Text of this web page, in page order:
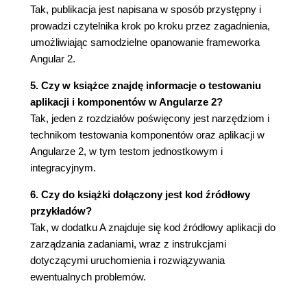
Tworzenie komponentu edytora (110)
Powtórka (118)
Budowanie systemu komentarzy (118)
Budowanie systemu komentarzy (119)
Powtórka (129)
Podsumowanie (130)
Rozdział 5. Routing a komponenty (133)
Wprowadzenie do routera Angulara (134)
Kompozycja poprzez routing (134)
(136)
Jak działa drzewo routingu? (137)
Powrót do korzeni (139)
Zakładki wykorzystujące router (147)
Refaktoryzacja nawigacji (149)
Podsumowanie (151)
Tak, publikacja jest napisana w sposób przystępny i
prowadzi czytelnika krok po kroku przez zagadnienia,
umożliwiając samodzielne opanowanie frameworka
Angular 2.
5. Czy w książce znajdę informacje o testowaniu
aplikacji i komponentów w Angularze 2?
Tak, jeden z rozdziałów poświęcony jest narzędziom i
technikom testowania komponentów oraz aplikacji w
Angularze 2, w tym testom jednostkowym i
integracyjnym.
6. Czy do książki dołączony jest kod źródłowy
przykładów?
Tak, w dodatku A znajduje się kod źródłowy aplikacji do
zarządzania zadaniami, wraz z instrukcjami
dotyczącymi uruchomienia i rozwiązywania
ewentualnych problemów.